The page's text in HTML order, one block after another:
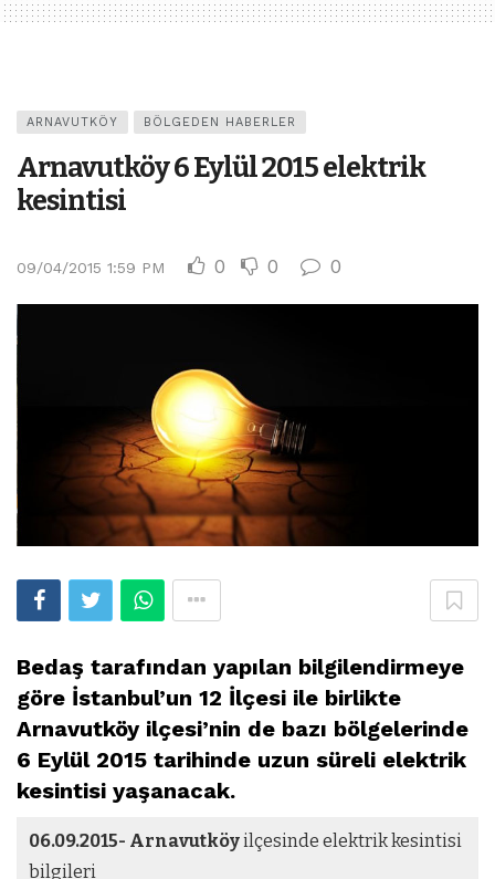
ARNAVUTKÖY BÖLGEDEN HABERLER
Arnavutköy 6 Eylül 2015 elektrik
kesintisi
09/04/2015 1:59 PM 0 0 0
Bedaş tarafından yapılan bilgilendirmeye
göre İstanbul’un 12 İlçesi ile birlikte
Arnavutköy ilçesi’nin de bazı bölgelerinde
6 Eylül 2015 tarihinde uzun süreli elektrik
kesintisi yaşanacak.
06.09.2015- Arnavutköyilçesinde elektrik kesintisi
bilgileri